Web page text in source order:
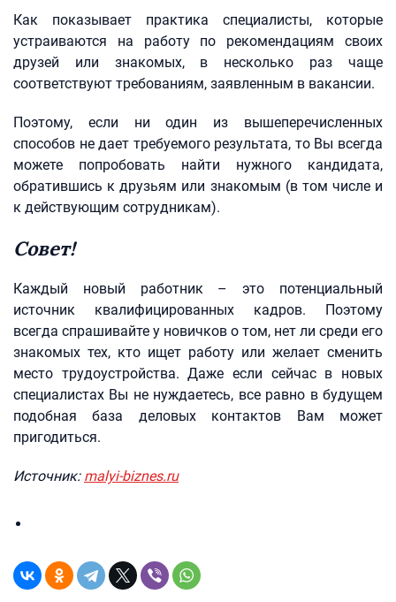
Как показывает практика специалисты, которые
устраиваются на работу по рекомендациям своих
друзей или знакомых, в несколько раз чаще
соответствуют требованиям, заявленным в вакансии.
Поэтому, если ни один из вышеперечисленных
способов не дает требуемого результата, то Вы всегда
можете попробовать найти нужного кандидата,
обратившись к друзьям или знакомым (в том числе и
к действующим сотрудникам).
Совет!
Каждый новый работник – это потенциальный
источник квалифицированных кадров. Поэтому
всегда спрашивайте у новичков о том, нет ли среди его
знакомых тех, кто ищет работу или желает сменить
место трудоустройства. Даже если сейчас в новых
специалистах Вы не нуждаетесь, все равно в будущем
подобная база деловых контактов Вам может
пригодиться.
Источник: malyi-biznes.ru